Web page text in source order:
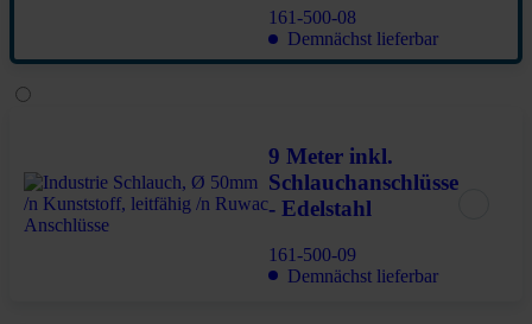
161-500-08
Demnächst lieferbar
9 Meter inkl.
Schlauchanschlüsse
- Edelstahl
161-500-09
Demnächst lieferbar